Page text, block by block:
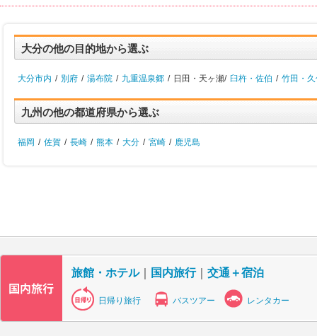
大分の他の目的地から選ぶ
大分市内 / 別府 / 湯布院 / 九重温泉郷 / 日田・天ヶ瀬/ 臼杵・佐伯 / 竹田・
九州の他の都道府県から選ぶ
福岡 / 佐賀 / 長崎 / 熊本 / 大分 / 宮崎 / 鹿児島
旅館・ホテル｜ 国内旅行｜ 交通＋宿泊
日帰り旅行 バスツアー レンタカー